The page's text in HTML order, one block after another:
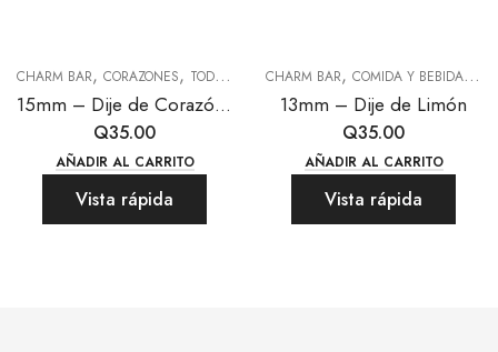
CHARM BAR, CORAZONES, TODAS LAS JOYAS
15mm – Dije de Corazón Dorado con Borde
Q35.00
AÑADIR AL CARRITO
Vista rápida
CHARM BAR, COMIDA Y BEBIDA,
13mm – Dije de Limón
Q35.00
AÑADIR AL CARRITO
Vista rápida